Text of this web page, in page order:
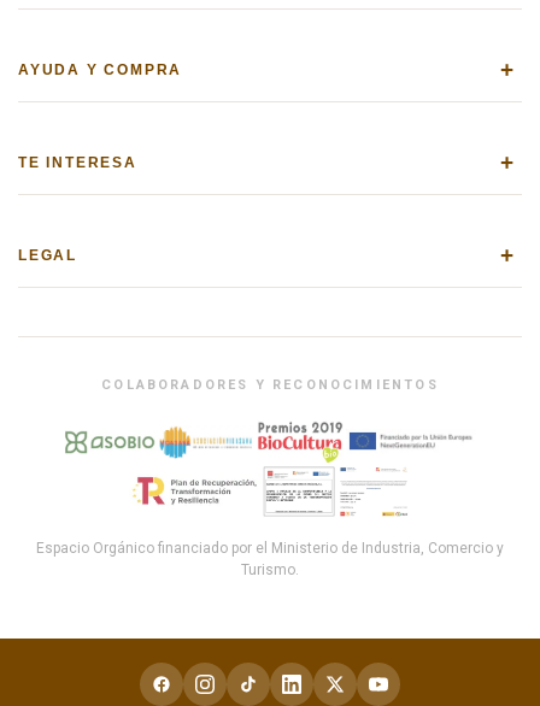
AYUDA Y COMPRA +
TE INTERESA +
LEGAL +
COLABORADORES Y RECONOCIMIENTOS
Espacio Orgánico financiado por el Ministerio de Industria, Comercio y
Turismo.